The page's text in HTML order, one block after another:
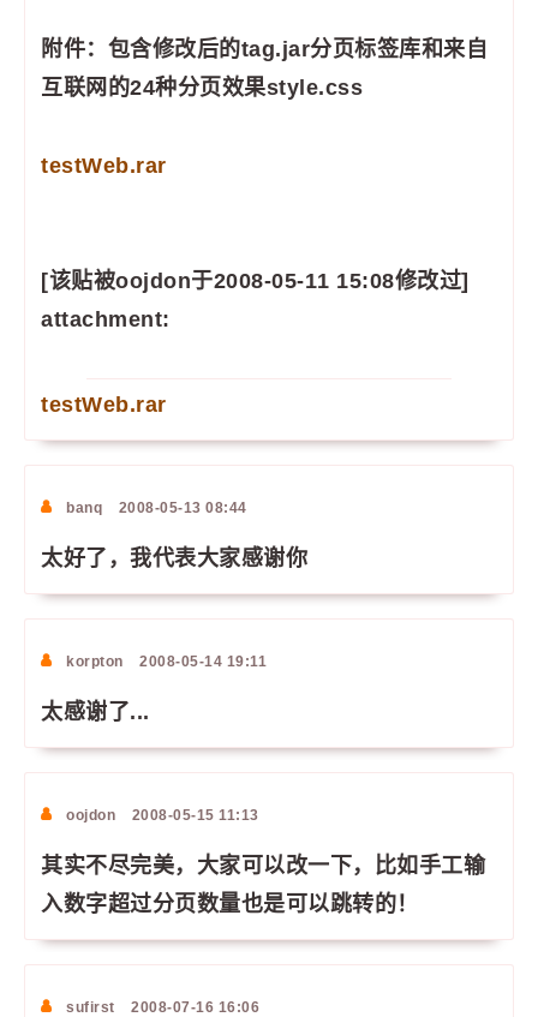
附件：包含修改后的tag.jar分页标签库和来自
互联网的24种分页效果style.css
testWeb.rar
[该贴被oojdon于2008-05-11 15:08修改过]
attachment:
testWeb.rar
banq 2008-05-13 08:44
太好了，我代表大家感谢你
korpton 2008-05-14 19:11
太感谢了...
oojdon 2008-05-15 11:13
其实不尽完美，大家可以改一下，比如手工输
入数字超过分页数量也是可以跳转的！
sufirst 2008-07-16 16:06